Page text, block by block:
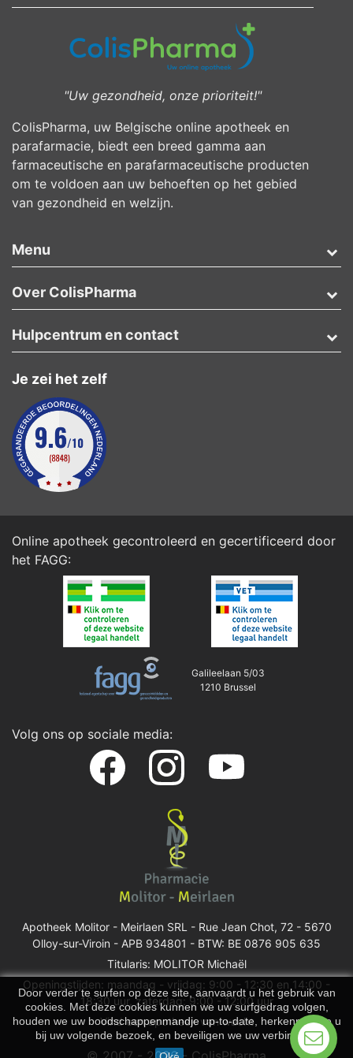
"Uw gezondheid, onze prioriteit!"
ColisPharma, uw Belgische online apotheek en
parafarmacie, biedt een breed gamma aan
farmaceutische en parafarmaceutische producten
om te voldoen aan uw behoeften op het gebied
van gezondheid en welzijn.
Menu
Over ColisPharma
Door verder te surfen op deze site, aanvaardt u het gebruik van
cookies. Met deze cookies kunnen we uw surfgedrag volgen,
houden we uw boodschappenmandje up-to-date, herkennen we u
bij uw volgende bezoek, en beveiligen we uw verbinding.
Je zei het zelf
Hulpcentrum en contact
Online apotheek gecontroleerd en gecertificeerd door
het FAGG:
Galileelaan 5/03
1210 Brussel
Volg ons op sociale media:
Apotheek Molitor - Meirlaen SRL - Rue Jean Chot, 72 - 5670
Olloy-sur-Viroin - APB 934801 - BTW: BE 0876 905 635
Titularis: MOLITOR Michaël
Openingstijden: maandag - vrijdag: 9:00 - 12:30 en 14:00 -
18:30 uur, zaterdag: 9:00 - 12:00 uur
Vind een apotheek van wacht